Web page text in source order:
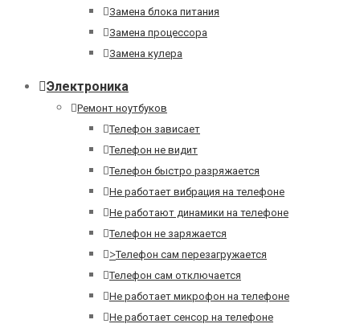
Замена блока питания
Замена процессора
Замена кулера
Электроника
Ремонт ноутбуков
Телефон зависает
Телефон не видит
Телефон быстро разряжается
Не работает вибрация на телефоне
Не работают динамики на телефоне
Телефон не заряжается
>Телефон сам перезагружается
Телефон сам отключается
Не работает микрофон на телефоне
Не работает сенсор на телефоне